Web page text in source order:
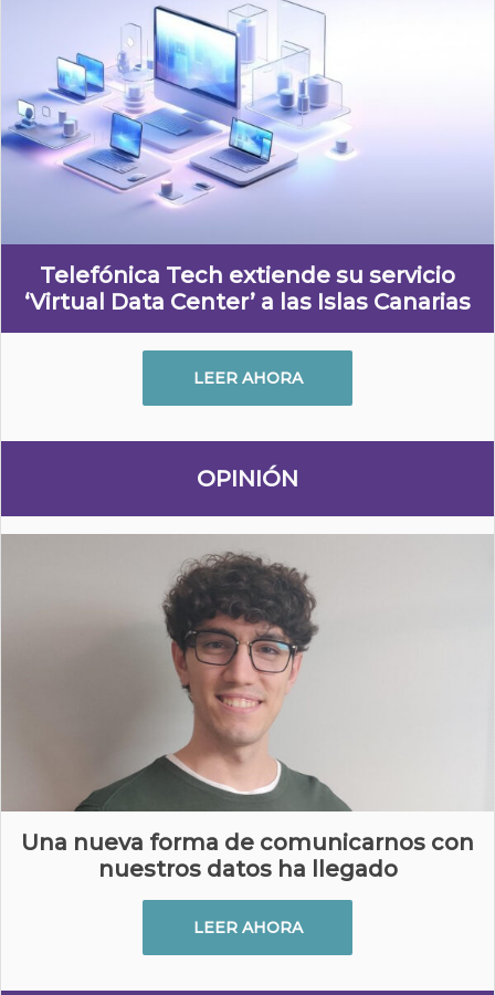
Telefónica Tech extiende su servicio
‘Virtual Data Center’ a las Islas Canarias
LEER AHORA
OPINIÓN
Una nueva forma de comunicarnos con
nuestros datos ha llegado
LEER AHORA